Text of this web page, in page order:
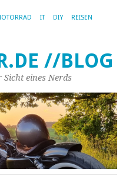
IT DIY REISEN
//BLOG
eines Nerds